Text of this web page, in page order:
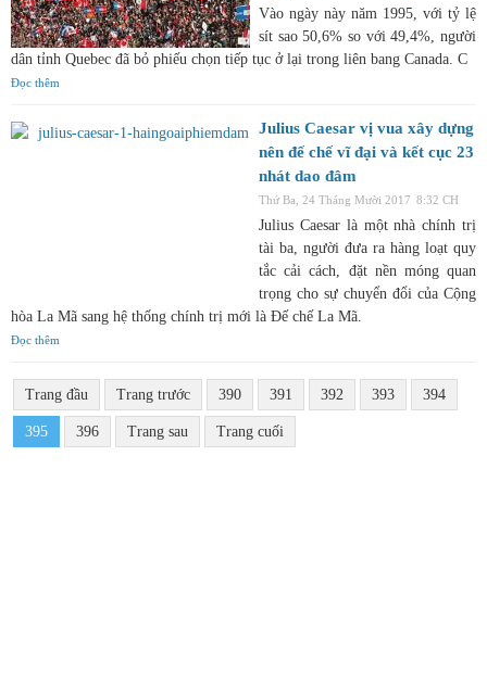
Vào ngày này năm 1995, với tỷ lệ
sít sao 50,6% so với 49,4%, người
dân tỉnh Quebec đã bỏ phiếu chọn tiếp tục ở lại trong liên bang Canada. C
Đọc thêm
Julius Caesar vị vua xây dựng
nên đế chế vĩ đại và kết cục 23
nhát dao đâm
Thứ Ba, 24 Tháng Mười 2017 8:32 CH
Julius Caesar là một nhà chính trị
tài ba, người đưa ra hàng loạt quy
tắc cải cách, đặt nền móng quan
trọng cho sự chuyển đổi của Cộng
hòa La Mã sang hệ thống chính trị mới là Đế chế La Mã.
Đọc thêm
Trang đầu Trang trước 390 391 392 393 394
395 396 Trang sau Trang cuối